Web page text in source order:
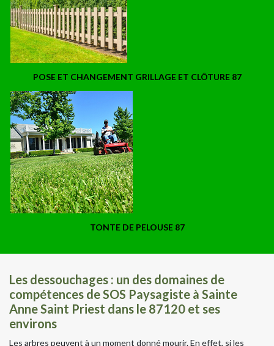
POSE ET CHANGEMENT GRILLAGE ET CLÔTURE 87
TONTE DE PELOUSE 87
Les dessouchages : un des domaines de
compétences de SOS Paysagiste à Sainte
Anne Saint Priest dans le 87120 et ses
environs
Les arbres peuvent à un moment donné mourir. En effet, si les